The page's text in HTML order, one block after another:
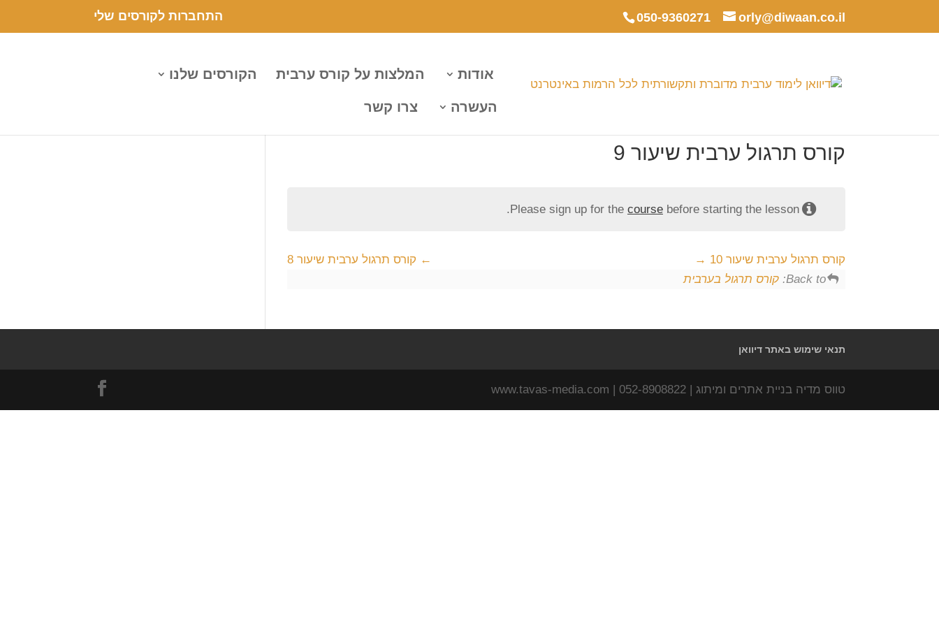
050-9360271 orly@diwaan.co.il התחברות לקורסים שלי
אודות המלצות על קורס ערבית הקורסים שלנו
העשרה צרו קשר
קורס תרגול ערבית שיעור 9
Please sign up for the coursebefore starting the lesson.
קורס תרגול ערבית שיעור 8
קורס תרגול ערבית שיעור 10
Back to: קורס תרגול בערבית
תנאי שימוש באתר דיוואן
טווס מדיה בניית אתרים ומיתוג | www.tavas-media.com | 052-8908822